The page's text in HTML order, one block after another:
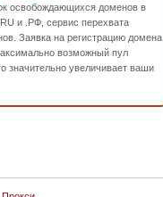
освобождающихся доменов в
и .РФ, сервис перехвата
Заявка на регистрацию домена
возможный пул
значительно увеличивает ваши